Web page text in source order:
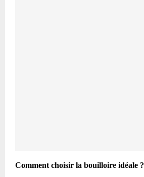
Comment choisir la bouilloire idéale ?